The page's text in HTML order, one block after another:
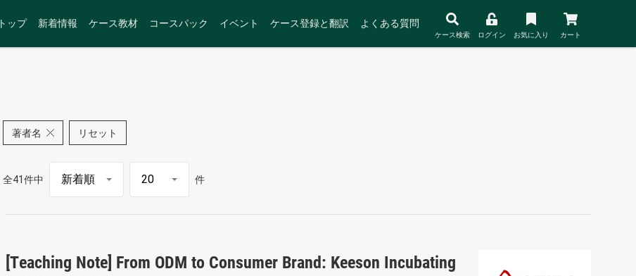
トップ 新着情報 ケース教材 コースパック イベント ケース登録と翻訳 よくある質問
ケース検索 ログイン お気に入り カート
著者名 リセット
全41件中 件
[Teaching Note] From ODM to Consumer Brand: Keeson Incubating